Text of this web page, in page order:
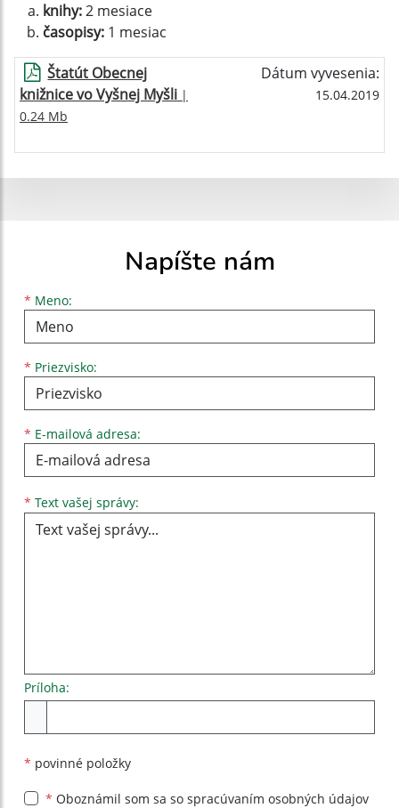
knihy:2 mesiace
časopisy: 1 mesiac
Štatút Obecnej
knižnice vo Vyšnej Myšli |
0.24 Mb
Dátum vyvesenia:
15.04.2019
Napíšte nám
* Meno:
Meno
* Priezvisko:
Priezvisko
* E-mailová adresa:
E-mailová adresa
* Text vašej správy:
Príloha:
* povinné položky
* Oboznámil som sa so spracúvaním osobných údajov